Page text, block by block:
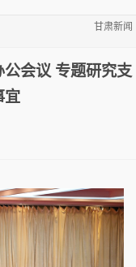
甘肃新闻
会议 专题研究支
宜